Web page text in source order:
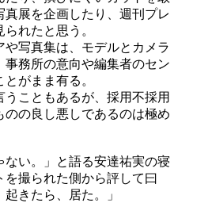
真展を企画したり、週刊プレ
れたと思う。
や写真集は、モデルとカメラ
事務所の意向や編集者のセン
がまま有る。
こともあるが、採用不採用
のの良し悪しであるのは極め
ない。」と語る安達祐実の寝
を撮られた側から評して曰
きたら、居た。」